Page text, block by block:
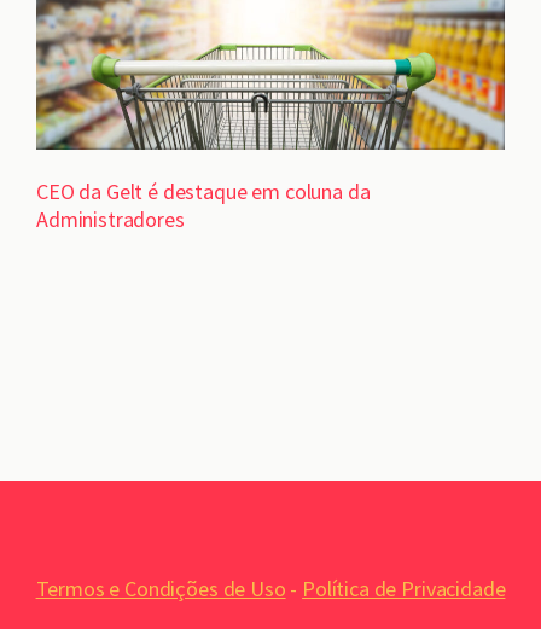
CEO da Gelt é destaque em coluna da
Administradores
Termos e Condições de Uso - Política de Privacidade